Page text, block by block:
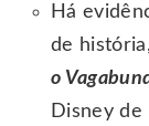
Há
de
o
Disney